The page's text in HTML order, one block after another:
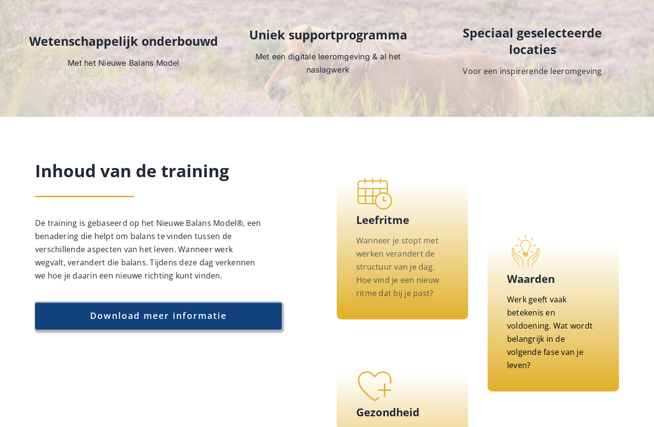
Wetenschappelijk onderbouwd
Met het Nieuwe Balans Model
Uniek supportprogramma
Met een digitale leeromgeving & al het
naslagwerk
Speciaal geselecteerde
locaties
Voor een inspirerende leeromgeving
Inhoud van de training
De training is gebaseerd op het Nieuwe Balans Model®, een
benadering die helpt om balans te vinden tussen de
verschillende aspecten van het leven. Wanneer werk
wegvalt, verandert die balans. Tijdens deze dag verkennen
we hoe je daarin een nieuwe richting kunt vinden.
Download meer informatie
Leefritme
Wanneer je stopt met
werken verandert de
structuur van je dag.
Hoe vind je een nieuw
ritme dat bij je past?
Gezondheid
Waarden
Werk geeft vaak
betekenis en
voldoening. Wat wordt
belangrijk in de
volgende fase van je
leven?